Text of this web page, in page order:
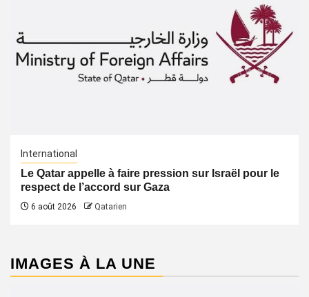
International
Le Qatar appelle à faire pression sur Israël pour le
respect de l’accord sur Gaza
6 août 2026 Qatarien
IMAGES À LA UNE